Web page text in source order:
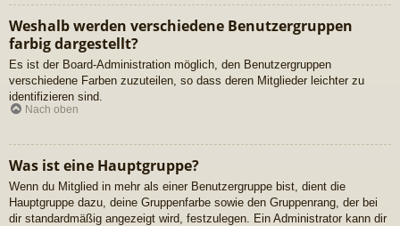
Weshalb werden verschiedene Benutzergruppen
farbig dargestellt?
Es ist der Board-Administration möglich, den Benutzergruppen
verschiedene Farben zuzuteilen, so dass deren Mitglieder leichter zu
identifizieren sind.
Nach oben
Was ist eine Hauptgruppe?
Wenn du Mitglied in mehr als einer Benutzergruppe bist, dient die
Hauptgruppe dazu, deine Gruppenfarbe sowie den Gruppenrang, der bei
dir standardmäßig angezeigt wird, festzulegen. Ein Administrator kann dir